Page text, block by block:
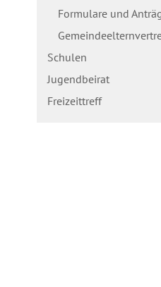
Formulare und
Schulen
Jugendbeirat
Freizeittreff